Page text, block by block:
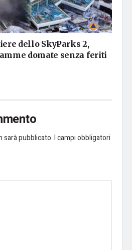
dello SkyParks 2,
domate senza feriti
sarà pubblicato.I campi obbligatori